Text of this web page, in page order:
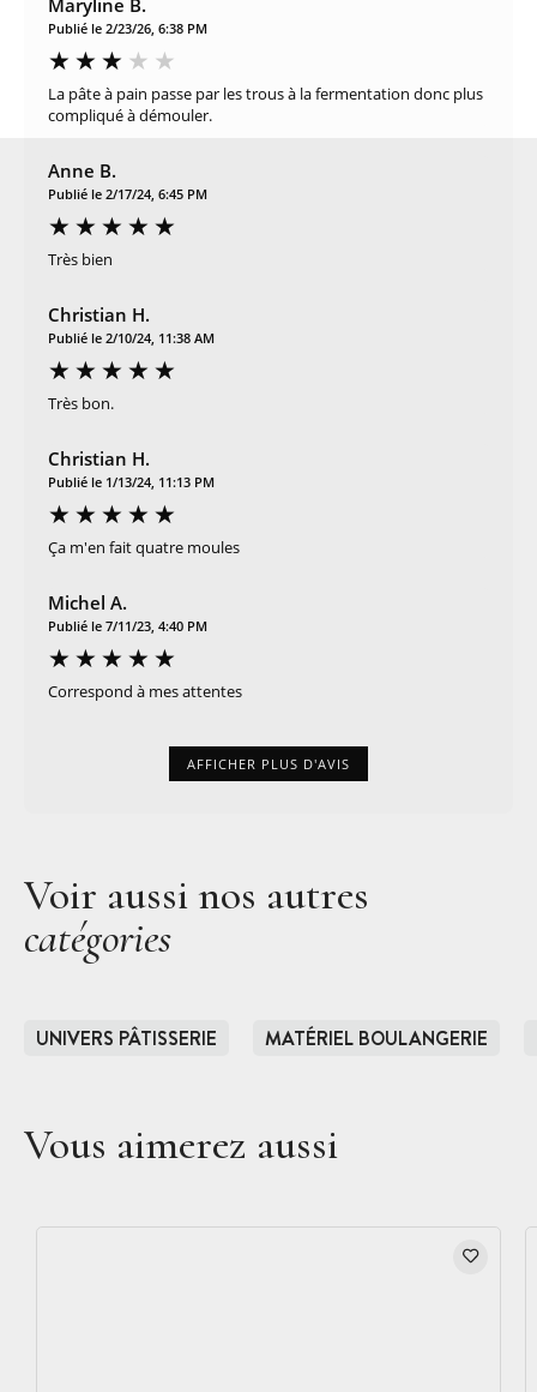
Publié le 2/23/26, 6:38 PM
La pâte à pain passe par les trous à la fermentation donc plus
compliqué à démouler.
Anne B.
Publié le 2/17/24, 6:45 PM
Très bien
Christian H.
Publié le 2/10/24, 11:38 AM
Très bon.
Christian H.
Publié le 1/13/24, 11:13 PM
Ça m'en fait quatre moules
Michel A.
Publié le 7/11/23, 4:40 PM
Correspond à mes attentes
AFFICHER PLUS D'AVIS
Voir aussi nos autres
catégories
UNIVERS PÂTISSERIE MATÉRIEL BOULANGERIE
Vous aimerez aussi